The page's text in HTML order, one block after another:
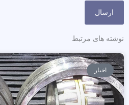
نوشته های مرتبط
اخبار